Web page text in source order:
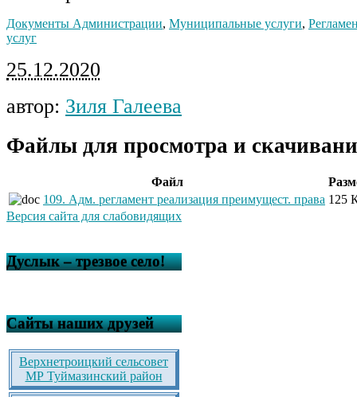
Документы Администрации, Муниципальные услуги,
услуг
25.12.2020
автор: Зиля Галеева
Файлы для просмотра и
Файл
109. Адм. регламент реализация преимущест. права 125
Версия сайта для слабовидящих
Дуслык – трезвое село!
Сайты наших друзей
Верхнетроицкий сельсовет
МР Туймазинский район